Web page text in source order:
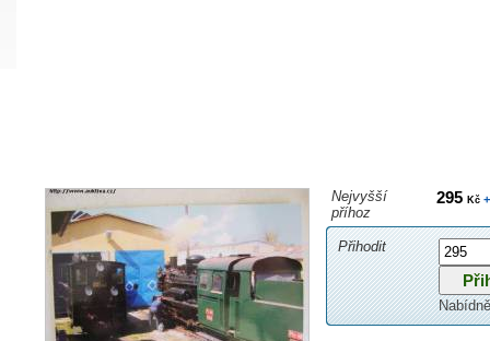
Nejvyšší
příhoz
295 Kč+
Přihodit